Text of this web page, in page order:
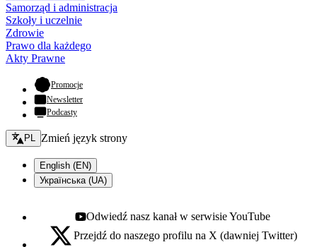
Samorząd i administracja
Szkoły i uczelnie
Zdrowie
Prawo dla każdego
Akty Prawne
Promocje- otwiera się w nowej karcie
Newsletter
Podcasty
Zmień język - bieżący:
PL Zmień język strony
English (EN)
Українська (UA)
Youtube - otwiera się w nowej karcie
Odwiedź nasz kanał w serwisie YouTube
X - otwiera się w nowej karcie
Przejdź do naszego profilu na X (dawniej Twitter)